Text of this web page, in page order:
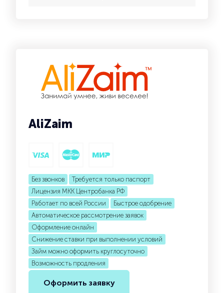
AliZaim
Без звонков
Требуется только паспорт
Лицензия МКК Центробанка РФ
Работает по всей России
Быстрое одобрение
Автоматическое рассмотрение заявок
Оформление онлайн
Снижение ставки при выполнении условий
Займ можно оформить круглосуточно
Возможность продления
Оформить заявку